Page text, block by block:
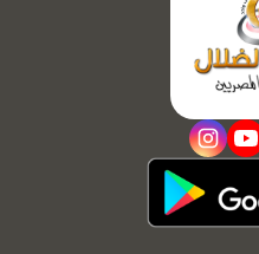
youtube
instagram